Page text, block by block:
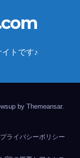
トです♪
by Themeansar.
プライバシーポリシー